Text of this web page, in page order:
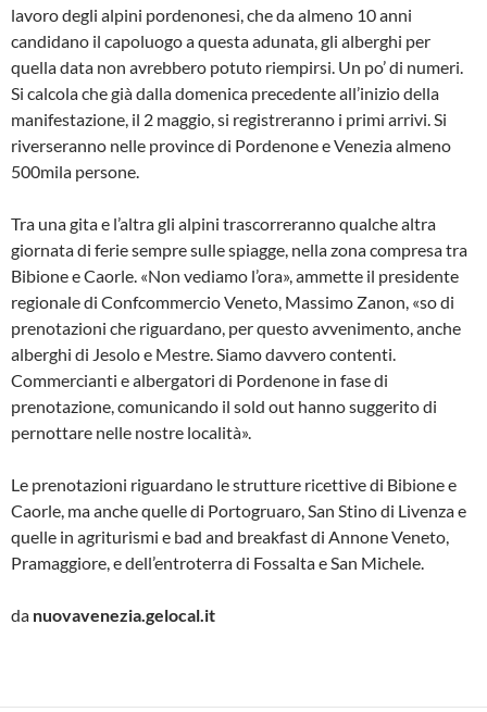
lavoro degli alpini pordenonesi, che da almeno 10 anni
candidano il capoluogo a questa adunata, gli alberghi per
quella data non avrebbero potuto riempirsi. Un po’ di numeri.
Si calcola che già dalla domenica precedente all’inizio della
manifestazione, il 2 maggio, si registreranno i primi arrivi. Si
riverseranno nelle province di Pordenone e Venezia almeno
500mila persone.
Tra una gita e l’altra gli alpini trascorreranno qualche altra
giornata di ferie sempre sulle spiagge, nella zona compresa tra
Bibione e Caorle. «Non vediamo l’ora», ammette il presidente
regionale di Confcommercio Veneto, Massimo Zanon, «so di
prenotazioni che riguardano, per questo avvenimento, anche
alberghi di Jesolo e Mestre. Siamo davvero contenti.
Commercianti e albergatori di Pordenone in fase di
prenotazione, comunicando il sold out hanno suggerito di
pernottare nelle nostre località».
Le prenotazioni riguardano le strutture ricettive di Bibione e
Caorle, ma anche quelle di Portogruaro, San Stino di Livenza e
quelle in agriturismi e bad and breakfast di Annone Veneto,
Pramaggiore, e dell’entroterra di Fossalta e San Michele.
da nuovavenezia.gelocal.it